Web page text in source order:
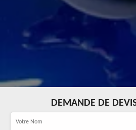
DEMANDE DE